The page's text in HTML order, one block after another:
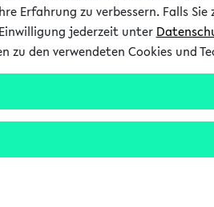
Forschung Studium
noch
Erfahrung zu verbessern. Falls
jederzeit unter
zu den verwendeten Cookies und